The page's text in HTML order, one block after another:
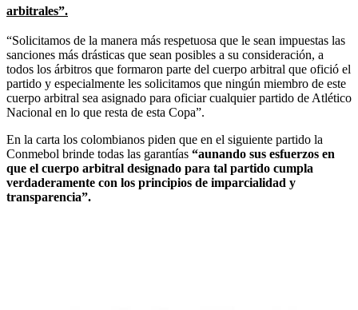
arbitrales”.
“Solicitamos de la manera más respetuosa que le sean impuestas las
sanciones más drásticas que sean posibles a su consideración, a
todos los árbitros que formaron parte del cuerpo arbitral que ofició el
partido y especialmente les solicitamos que ningún miembro de este
cuerpo arbitral sea asignado para oficiar cualquier partido de Atlético
Nacional en lo que resta de esta Copa”.
En la carta los colombianos piden que en el siguiente partido la
Conmebol brinde todas las garantías “aunando sus esfuerzos en
que el cuerpo arbitral designado para tal partido cumpla
verdaderamente con los principios de imparcialidad y
transparencia”.